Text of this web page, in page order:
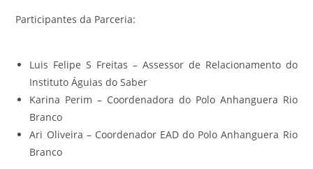
Participantes da Parceria:
Luis Felipe S Freitas – Assessor de Relacionamento do
Instituto Águias do Saber
Karina Perim – Coordenadora do Polo Anhanguera Rio
Branco
Ari Oliveira – Coordenador EAD do Polo Anhanguera Rio
Branco